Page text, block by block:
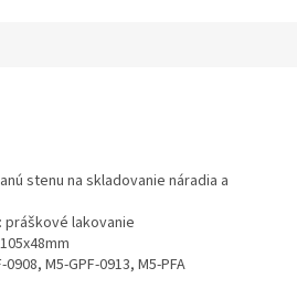
stenu na skladovanie náradia a
práškové lakovanie
M5-GPF-0913, M5-PFA